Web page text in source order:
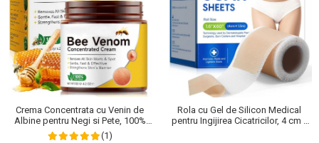
Crema Concentrata cu Venin de
Albine pentru Negi si Pete, 100%
Naturala, 120 g
(1)
Rola cu Gel de Silicon Medical
pentru Ingijirea Cicatricilor, 4 cm x